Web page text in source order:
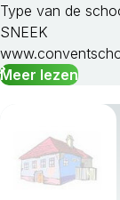
Type van de
SNEEK
Meer lezen